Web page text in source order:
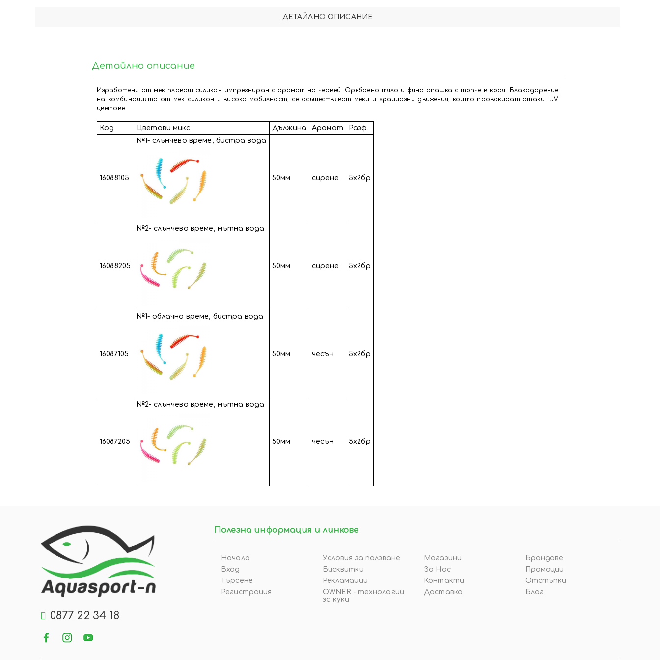
ДЕТАЙЛНО ОПИСАНИЕ
Детайлно описание
Изработени от мек плаващ силикон импрегниран с аромат на червей. Оребрено тяло и фина опашка с топче в края. Благодарение
на комбинацията от мек силикон и висока мобилност, се осъществяват меки и грациозни движения, които провокират атаки. UV
цветове.
Код Цветови микс Дължина Аромат Разф.
16088105
№1- слънчево време, бистра вода
50мм сирене 5х2бр
16088205
№2- слънчево време, мътна вода
50мм сирене 5х2бр
16087105
№1- облачно време, бистра вода
50мм чесън 5х2бр
16087205
№2- слънчево време, мътна вода
50мм чесън 5х2бр
0877 22 34 18
Полезна информация и линкове
Начало
Вход
Търсене
Регистрация
Условия за ползване
Бисквитки
Рекламации
OWNER - технологии
за куки
Магазини
За Нас
Контакти
Доставка
Брандове
Промоции
Отстъпки
Блог